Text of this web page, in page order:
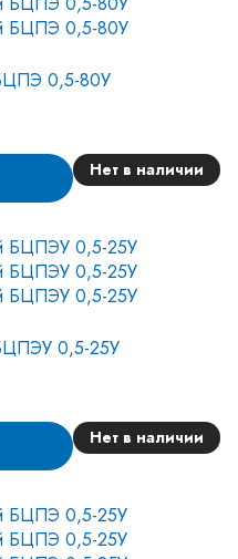
0,5-80У
Нет в наличии
0,5-25У
Нет в наличии